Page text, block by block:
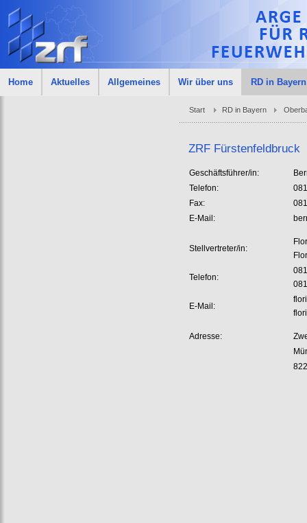
Home Aktuelles Allgemeines Wir über uns RD in Bayern
Start RD in Bayern
ZRF Fürstenfeldbruck
Geschäftsführer/in:
Telefon:
Fax:
E-Mail:
Stellvertreter/in:
Telefon:
E-Mail:
Adresse: